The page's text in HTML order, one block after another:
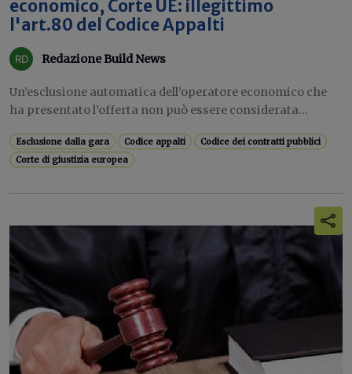
economico, Corte UE: illegittimo
l'art.80 del Codice Appalti
Redazione Build News
Un’esclusione automatica dell’operatore economico che
ha presentato l’offerta non può essere considerata...
Esclusione dalla gara Codice appalti
Codice dei contratti pubblici
Corte di giustizia europea